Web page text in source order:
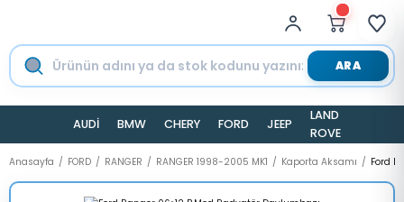
ARA
AUDİ BMW CHERY FORD JEEP
LAND
ROVER
Anasayfa FORD RANGER RANGER 1998-2005 MK1 Kaporta Aksamı Ford